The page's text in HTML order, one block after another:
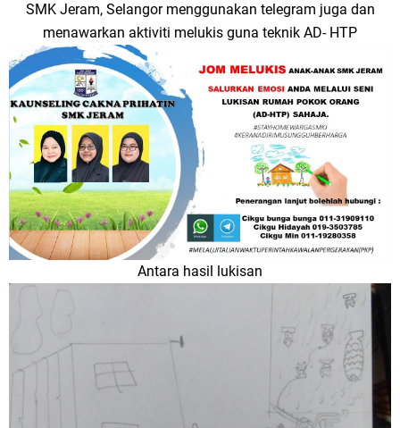
SMK Jeram, Selangor menggunakan telegram juga dan
menawarkan aktiviti melukis guna teknik AD- HTP
Antara hasil lukisan